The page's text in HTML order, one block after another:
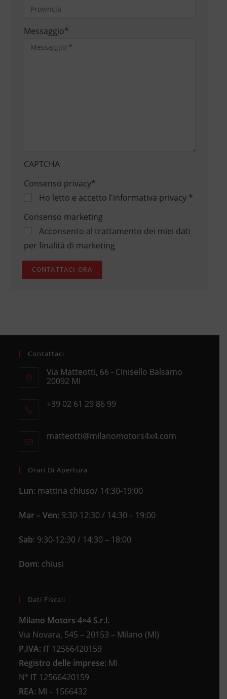
Messaggio*
CAPTCHA
Consenso privacy*
Ho letto e accetto l'informativa privacy*
Consenso marketing
Acconsento al trattamento dei miei dati
per finalità di marketing
Contattaci
Via Matteotti, 66 - Cinisello Balsamo
20092 MI
in
+39 02 61 29 86 99
your
matteotti@milanomotors4x4.comOpens
Orari Di Apertura
Lun: mattina chiuso/ 14:30-19:00
Mar – Ven: 9:30-12:30 / 14:30 – 19:00
Sab: 9:30-12:30 / 14:30 – 18:00
Dom: chiusi
Dati Fiscali
Milano Motors 4×4 S.r.l.
Via Novara, 545 – 20153 – Milano (MI)
P.IVA: IT 12566420159
Registro delle imprese: MI
N° IT 12566420159
REA: MI – 1566432